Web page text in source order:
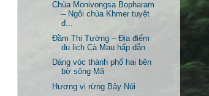
Chùa Monivongsa Bopharam
– Ngôi chùa Khmer tuyệt
đ...
Đầm Thị Tường – Địa điểm
du lịch Cà Mau hấp dẫn
Dáng vóc thành phố hai bên
bờ sông Mã
Hương vị rừng Bảy Núi